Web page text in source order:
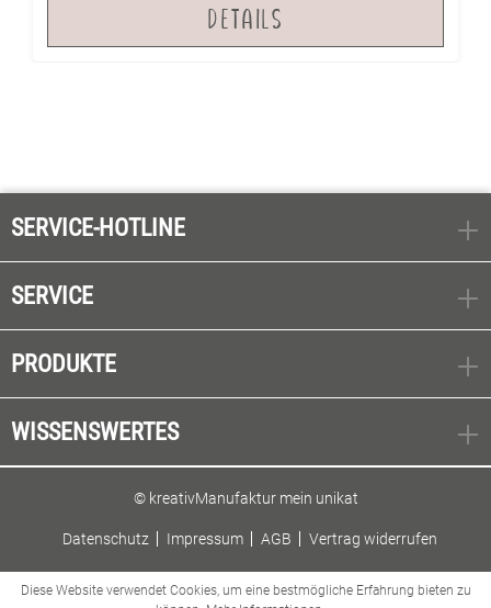
DETAILS
SERVICE-HOTLINE
SERVICE
PRODUKTE
WISSENSWERTES
© kreativManufaktur mein unikat
Datenschutz Impressum AGB Vertrag widerrufen
Diese Website verwendet Cookies, um eine bestmögliche Erfahrung bieten zu